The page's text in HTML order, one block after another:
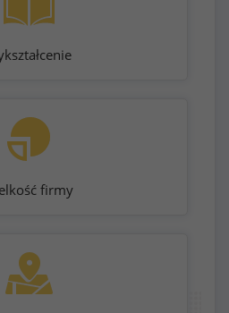
firmy